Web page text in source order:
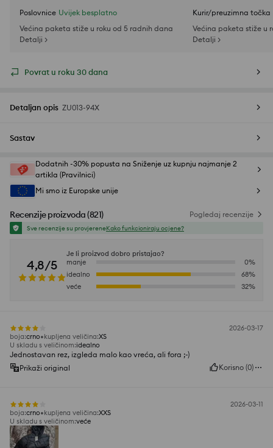
Poslovnice Uvijek besplatno
Većina paketa stiže u roku od 5 radnih dana
Detalji >
Kurir/preuzimna točka
Većina paketa stiže u
Detalji >
Povrat u roku 30 dana
Detaljan opis ZU013-94X
Sastav
Dodatnih -30% popusta na Sniženje uz kupnju najmanje 2
artikla (Pravilnici)
Mi smo iz Europske unije
Recenzije proizvoda(821) Pogledaj recenzije
Sve recenzije su provjereneKako funkcioniraju ocjene?
4,8/5
Je li proizvod dobro pristajao?
manje
0%
idealno
68%
veće
32%
2026-03-17
boja:crno kupljena veličina:XS
U skladu s veličinom:idealno
Jednostavan rez, izgleda malo kao vreća, ali fora ;-)
Prikaži original
Korisno (0)
2026-03-11
boja:crno kupljena veličina:XXS
U skladu s veličinom:veće